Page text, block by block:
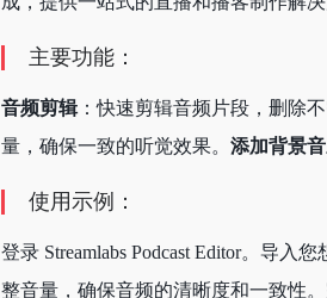
主要功能：
音频剪辑：快速剪辑音频片段，删除不
量，确保一致的听觉效果。 添加背景
使用示例：
登录 Streamlabs Podcast Editor。导
整音量，确保音频的清晰度和一致性